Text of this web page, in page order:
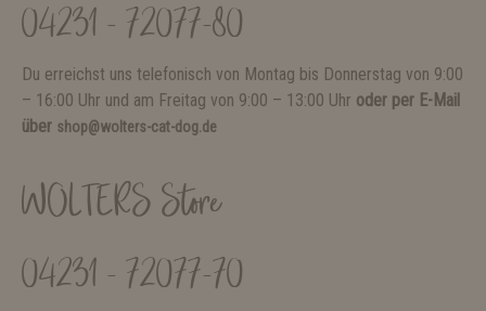
04231 - 72077-80
Du erreichst uns telefonisch von Montag bis Donnerstag von 9:00
– 16:00 Uhr und am Freitag von 9:00 – 13:00 Uhr oder per E-Mail
über shop@wolters-cat-dog.de
WOLTERS Store
04231 - 72077-70